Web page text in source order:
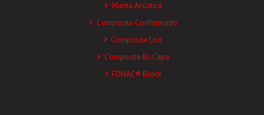
Manta Acústica
Composite Conformado
Composite Liso
Composite Bi-Capa
FONAC® Block